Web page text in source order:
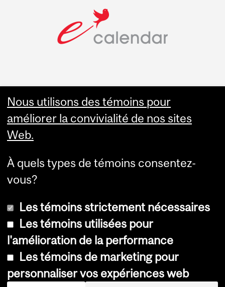
Faculty Links
Contact
© Université McGill, 2026
Accessibilité
Nous utilisons des témoins pour
améliorer la convivialité de nos sites
Web.
À quels types de témoins consentez-
vous?
Les témoins strictement nécessaires
Les témoins utilisées pour
l'amélioration de la performance
Les témoins de marketing pour
personnaliser vos expériences web